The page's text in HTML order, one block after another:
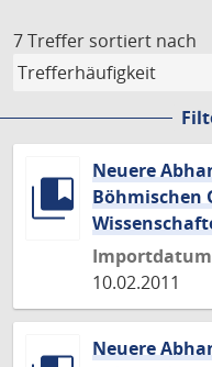
7 Treffer sortiert nach
Neuere
Böhmischen
10.02.2011
Neuere